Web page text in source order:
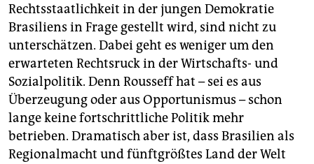
Rechtsstaatlichkeit in der jungen Demokratie
Brasiliens in Frage gestellt wird, sind nicht zu
unterschätzen. Dabei geht es weniger um den
erwarteten Rechtsruck in der Wirtschafts- und
Sozialpolitik. Denn Rousseff hat – sei es aus
Überzeugung oder aus Opportunismus – schon
lange keine fortschrittliche Politik mehr
betrieben. Dramatisch aber ist, dass Brasilien als
Regionalmacht und fünftgrößtes Land der Welt